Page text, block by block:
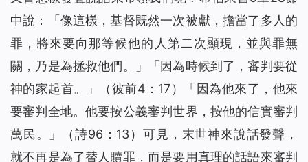
中說：「像這樣，基督既然一次被獻，擔當了多人的
罪，將來要向那等候他的人第二次顯現，並與罪無
關，乃是為拯救他們。」「 因為時候到了，審判要從
神的家起首。
」（彼前4：17）「因為他來了，他來
要審判全地。他要按公義審判世界，按他的信實審判
萬民。」（詩96：13）可見，末世神來說話發聲，
就不再是為了替人贖罪，而是要用真理的話語來審判